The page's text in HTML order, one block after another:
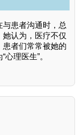
患者沟通时，总
认为，医疗不仅
者们常常被她的
理医生”。